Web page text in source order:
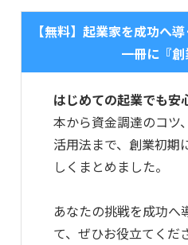
【無料】起業家を成功へ
一冊に『創
はじめての起業でも安
本から資金調達のコツ
活用法まで、創業初期
しくまとめました。
あなたの挑戦を成功へ
て、ぜひお役立てくだ